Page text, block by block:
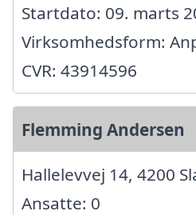
Startdato: 09. marts
Virksomhedsform:
CVR: 43914596
Flemming Andersen
Hallelevvej 14, 4200
Ansatte: 0